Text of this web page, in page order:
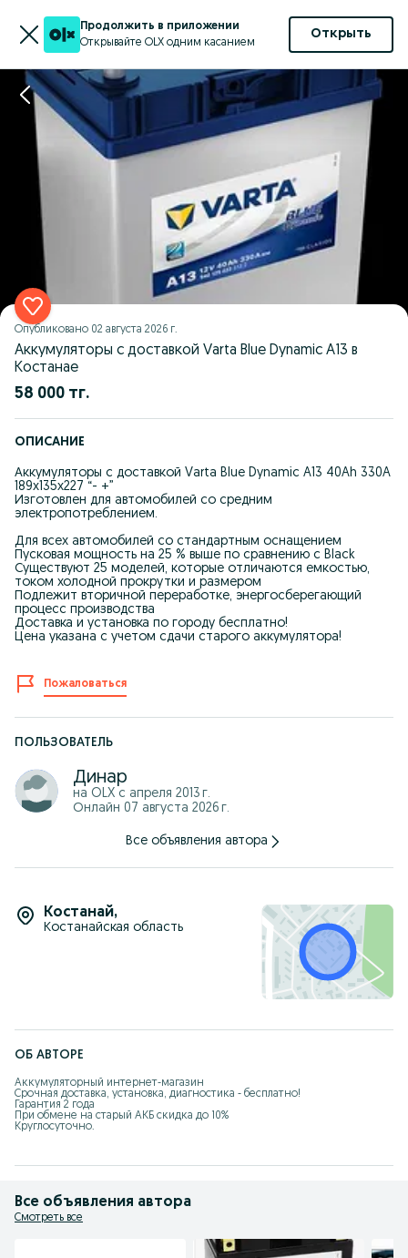
Продолжить в приложении
Открывайте OLX одним касанием
Открыть
Опубликовано 02 августа 2026 г.
Аккумуляторы с доставкой Varta Blue Dynamic A13 в
Костанае
58 000 тг.
ОПИСАНИЕ
Аккумуляторы с доставкой Varta Blue Dynamic A13 40Ah 330A
189x135x227 “- +”
Изготовлен для автомобилей со средним
электропотреблением.
Для всех автомобилей со стандартным оснащением
Пусковая мощность на 25 % выше по сравнению с Black
Существуют 25 моделей, которые отличаются емкостью,
током холодной прокрутки и размером
Подлежит вторичной переработке, энергосберегающий
процесс производства
Доставка и установка по городу бесплатно!
Цена указана с учетом сдачи старого аккумулятора!
Пожаловаться
ПОЛЬЗОВАТЕЛЬ
Динар
на OLX с апреля 2013 г.
Онлайн 07 августа 2026 г.
Все объявления автора
Костанай,
Костанайская область
ОБ АВТОРЕ
Аккумуляторный интернет-магазин
Срочная доставка, установка, диагностика - бесплатно!
Гарантия 2 года
При обмене на старый АКБ скидка до 10%
Круглосуточно.
Все объявления автора
Смотреть все